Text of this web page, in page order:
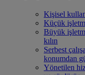
Kişisel
Küçük
Büyük
kılın
Serbest
konumdan
Yönetilen